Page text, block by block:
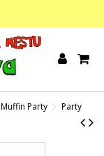
Muffin Party
Party